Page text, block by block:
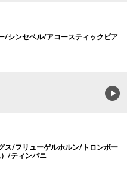
/シンセベル/アコースティックピア
ス/フリューゲルホルン/トロンボー
/ティンパニ